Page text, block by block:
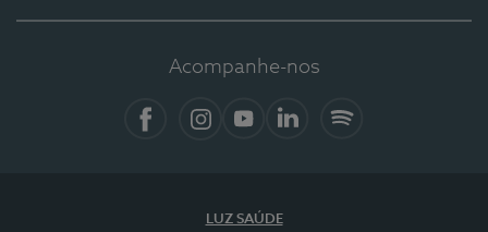
Acompanhe-nos
LUZ SAÚDE